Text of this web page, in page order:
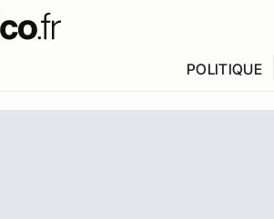
POLITIQUE